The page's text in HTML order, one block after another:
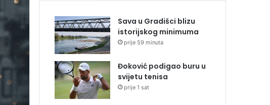
Sava u Gradišci blizu
istorijskog minimuma
prije 59 minuta
Đoković podigao buru u
svijetu tenisa
prije 1 sat